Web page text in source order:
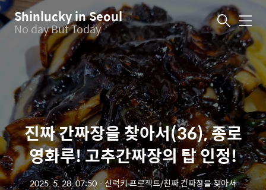
Shinlucky in Seoul
No day But Today 메
뉴
진짜 간짜장을 찾아서(36), 종로
영화루! 고추간짜장의 탑 인정!
2025. 5. 28. 07:50ㆍ신럭키 프로젝트/진짜 간짜장을 찾아서